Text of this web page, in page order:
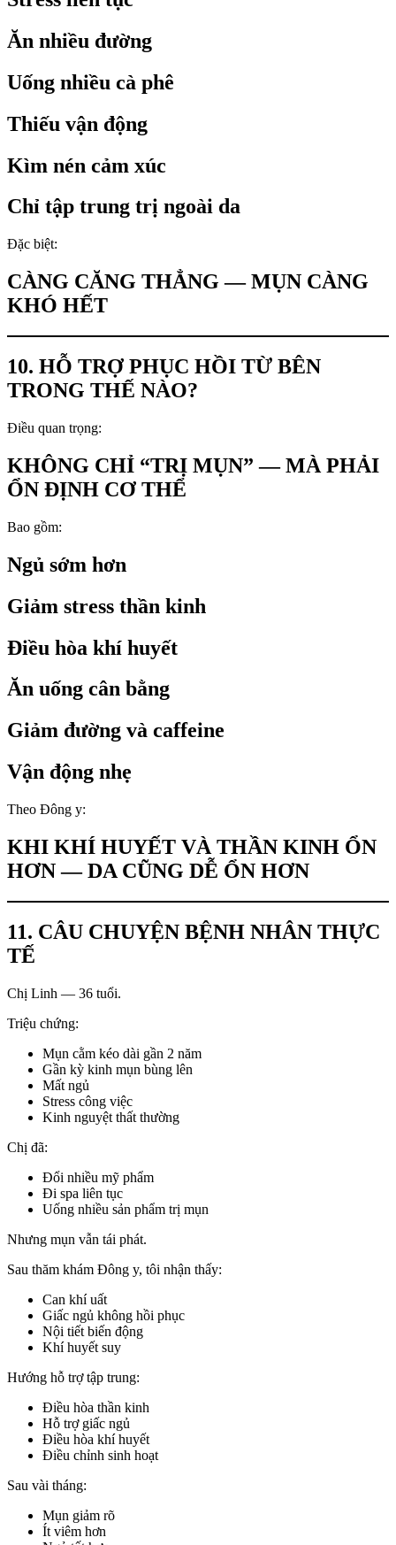
Ăn nhiều đường
Uống nhiều cà phê
Thiếu vận động
Kìm nén cảm xúc
Chỉ tập trung trị ngoài da
Đặc biệt:
CÀNG CĂNG THẲNG — MỤN CÀNG
KHÓ HẾT
10. HỖ TRỢ PHỤC HỒI TỪ BÊN
TRONG THẾ NÀO?
Điều quan trọng:
KHÔNG CHỈ “TRỊ MỤN” — MÀ PHẢI
ỔN ĐỊNH CƠ THỂ
Bao gồm:
Ngủ sớm hơn
Giảm stress thần kinh
Điều hòa khí huyết
Ăn uống cân bằng
Giảm đường và caffeine
Vận động nhẹ
Theo Đông y:
KHI KHÍ HUYẾT VÀ THẦN KINH ỔN
HƠN — DA CŨNG DỄ ỔN HƠN
11. CÂU CHUYỆN BỆNH NHÂN THỰC
TẾ
Chị Linh — 36 tuổi.
Triệu chứng:
Mụn cằm kéo dài gần 2 năm
Gần kỳ kinh mụn bùng lên
Mất ngủ
Stress công việc
Kinh nguyệt thất thường
Chị đã:
Đổi nhiều mỹ phẩm
Đi spa liên tục
Uống nhiều sản phẩm trị mụn
Nhưng mụn vẫn tái phát.
Sau thăm khám Đông y, tôi nhận thấy:
Can khí uất
Giấc ngủ không hồi phục
Nội tiết biến động
Khí huyết suy
Hướng hỗ trợ tập trung:
Điều hòa thần kinh
Hỗ trợ giấc ngủ
Điều hòa khí huyết
Điều chỉnh sinh hoạt
Sau vài tháng:
Mụn giảm rõ
Ít viêm hơn